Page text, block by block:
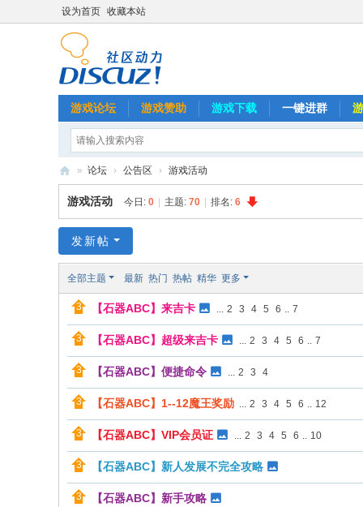
设为首页 收藏本站
游戏论坛 游戏赞助 游戏下载 一键进群
石
器
B
» 论坛 › 公告区 › 游戏活动
游戏活动 今日: 0 主题: 70 排名: 6
发新帖
全部主题 最新 热门 热帖 精华 更多
【石器ABC】来吉卡 ... 2 3 4 5 6 .. 7
【石器ABC】超级来吉卡 ... 2 3 4 5 6 .. 7
【石器ABC】便捷命令 ... 2 3 4
【石器ABC】1--12魔王奖励 ... 2 3 4 5 6 .. 12
【石器ABC】VIP会员证 ... 2 3 4 5 6 .. 10
【石器ABC】新人发展不完全攻略
【石器ABC】新手攻略